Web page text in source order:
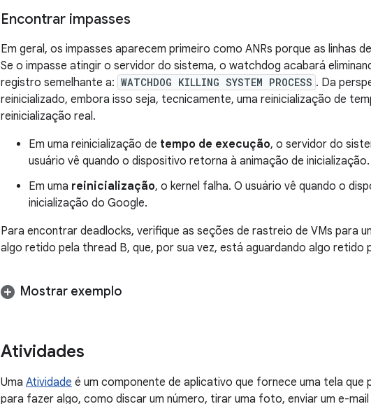
Encontrar impasses
Em geral, os impasses aparecem primeiro como ANRs porque as linhas
Se o impasse atingir o servidor do sistema, o watchdog acabará
registro semelhante a: WATCHDOG KILLING SYSTEM PROCESS . Da
reinicializado, embora isso seja, tecnicamente, uma reinicialização de
reinicialização real.
Em uma reinicialização de tempo de execução, o servidor do
usuário vê quando o dispositivo retorna à animação de inicialização.
Em uma reinicialização, o kernel falha. O usuário vê quando o
inicialização do Google.
Para encontrar deadlocks, verifique as seções de rastreio de VMs para
algo retido pela thread B, que, por sua vez, está aguardando algo retido
Mostrar exemplo
Atividades
Uma Atividade é um componente de aplicativo que fornece uma tela que
para fazer algo, como discar um número, tirar uma foto, enviar um e-